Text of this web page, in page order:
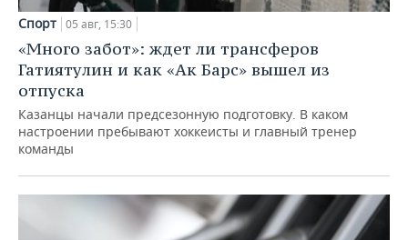
Спорт 05 авг, 15:30
«Много забот»: ждет ли трансферов
Гатиятулин и как «Ак Барс» вышел из
отпуска
Казанцы начали предсезонную подготовку. В каком
настроении пребывают хоккеисты и главный тренер
команды